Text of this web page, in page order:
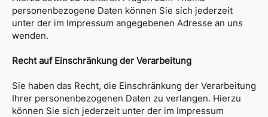
personenbezogene Daten können Sie sich jederzeit
unter der im Impressum angegebenen Adresse an uns
wenden.
Recht auf Einschränkung der Verarbeitung
Sie haben das Recht, die Einschränkung der Verarbeitung
Ihrer personenbezogenen Daten zu verlangen. Hierzu
können Sie sich jederzeit unter der im Impressum